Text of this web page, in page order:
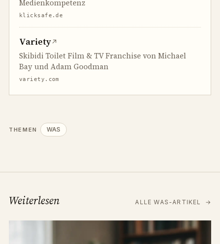
Medienkompetenz
klicksafe.de
Variety↗
Skibidi Toilet Film & TV Franchise von Michael
Bay und Adam Goodman
variety.com
THEMEN WAS
Weiterlesen ALLE WAS-ARTIKEL →